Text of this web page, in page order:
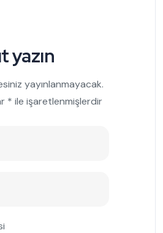
yazın
yayınlanmayacak.
* ile işaretlenmişlerdir